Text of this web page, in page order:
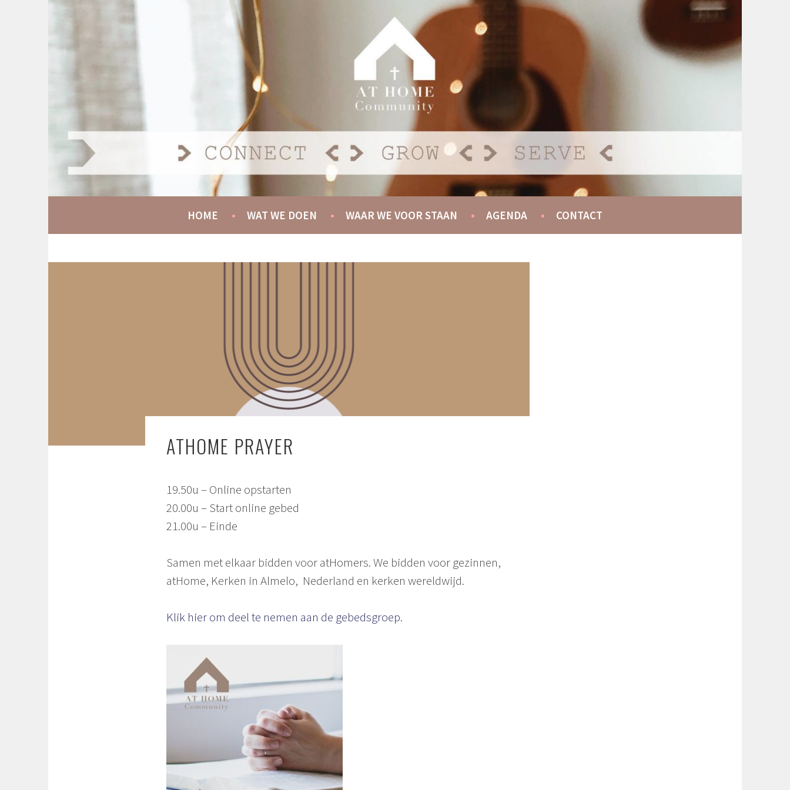
Spring
AT HOME COMMUNITY
HOME WAT WE DOEN WAAR WE VOOR STAAN AGENDA CONTACT
ATHOME PRAYER
19.50u – Online opstarten
20.00u – Start online gebed
21.00u – Einde
Samen met elkaar bidden voor atHomers. We bidden voor gezinnen,
atHome, Kerken in Almelo, Nederland en kerken wereldwijd.
Klik hier om deel te nemen aan de gebedsgroep.